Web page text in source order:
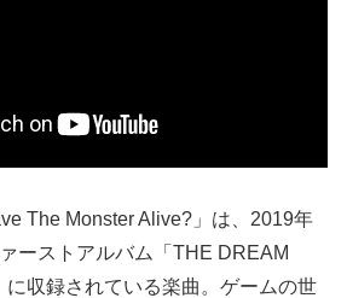
The Monster Alive?」は、2019年
ーストアルバム「THE DREAM
収録されている楽曲。ゲームの世